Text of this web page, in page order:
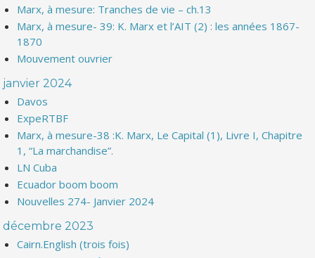
Marx, à mesure: Tranches de vie – ch.13
Marx, à mesure- 39: K. Marx et l’AIT (2) : les années 1867-
1870
Mouvement ouvrier
janvier 2024
Davos
ExpeRTBF
Marx, à mesure-38 :K. Marx, Le Capital (1), Livre I, Chapitre
1, “La marchandise”.
LN Cuba
Ecuador boom boom
Nouvelles 274- Janvier 2024
décembre 2023
Cairn.English (trois fois)